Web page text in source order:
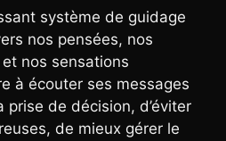
système de guidage
nos pensées, nos
nos sensations
à écouter ses messages
prise de décision, d’éviter
de mieux gérer le